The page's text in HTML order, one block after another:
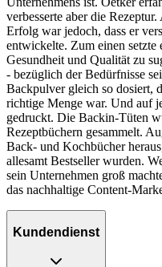
verbesserte aber die
Erfolg war jedoch, dass er
entwickelte. Zum einen
Gesundheit und Qualität zu
- bezüglich der Bedürfnisse
Backpulver gleich so dosiert,
richtige Menge war. Und auf
gedruckt. Die Backin-Tüten
Rezeptbüchern gesammelt.
Back- und Kochbücher
allesamt Bestseller wurden.
sein Unternehmen groß
das nachhaltige Content-
Kundendienst